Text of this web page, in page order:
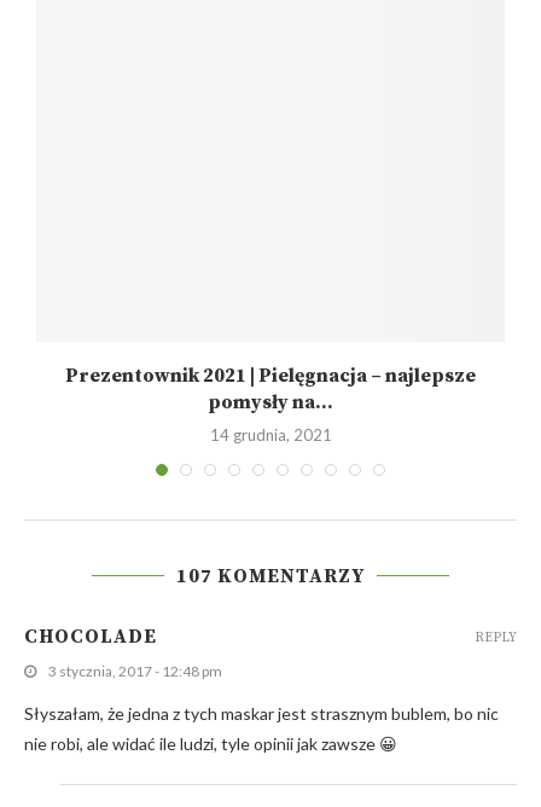
Prezentownik 2021 | Pielęgnacja – najlepsze
pomysły na...
14 grudnia, 2021
107 KOMENTARZY
CHOCOLADE
3 stycznia, 2017 - 12:48 pm
Słyszałam, że jedna z tych maskar jest strasznym bublem, bo nic
nie robi, ale widać ile ludzi, tyle opinii jak zawsze 😀
REPLY